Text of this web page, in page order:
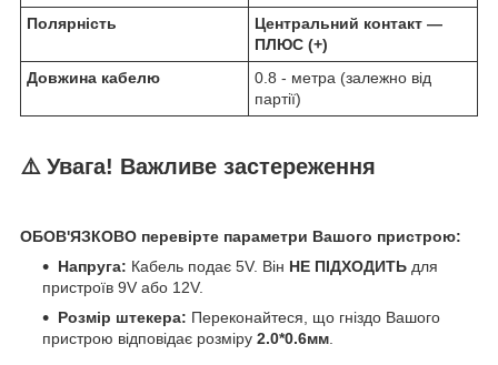
Полярність
Центральний контакт —
ПЛЮС (+)
Довжина кабелю
0.8 - метра (залежно від
партії)
⚠️ Увага! Важливе застереження
ОБОВ'ЯЗКОВО перевірте параметри Вашого пристрою:
Напруга: Кабель подає 5V. Він НЕ ПІДХОДИТЬ для
пристроїв 9V або 12V.
Розмір штекера: Переконайтеся, що гніздо Вашого
пристрою відповідає розміру 2.0*0.6мм